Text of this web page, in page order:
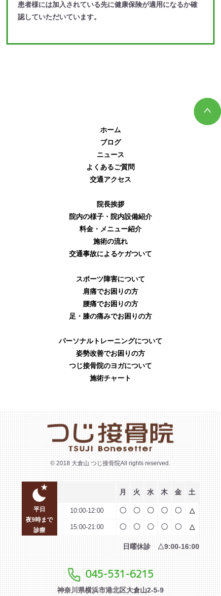
患者様には加入されている先に健康保険が適用になるか確
認していただいています。
ホーム
ブログ
ニュース
よくあるご質問
交通アクセス
院長挨拶
院内の様子・院内設備紹介
料金・メニュー紹介
施術の流れ
交通事故によるケガついて
スポーツ障害について
肩痛でお困りの方
腰痛でお困りの方
足・膝の痛みでお困りの方
パーソナルトレーニングについて
姿勢改善でお困りの方
つじ接骨院のヨガについて
施術チャート
© 2018 大倉山 つじ接骨院All rights reserved.
平日
夜9時まで
診療
月 火 水 木 金 土
10:00-12:00 〇 〇 〇 〇 〇 △
15:00-21:00 〇 〇 〇 〇 〇 △
日曜休診 △9:00-16:00
045-531-6215
神奈川県横浜市港北区大倉山2-5-9